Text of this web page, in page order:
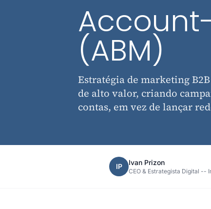
(ABM)
Estratégia de marketing
de alto valor, criando
contas, em vez de lançar
IP Ivan Prizon
CEO & Estrategista Digital --